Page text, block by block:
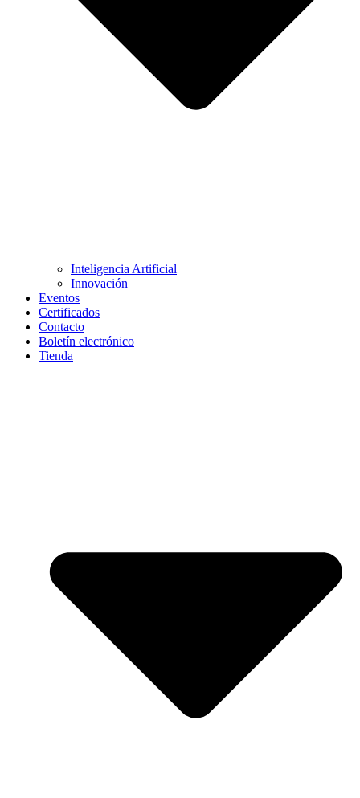
Inteligencia Artificial
Innovación
Eventos
Certificados
Contacto
Boletín electrónico
Tienda